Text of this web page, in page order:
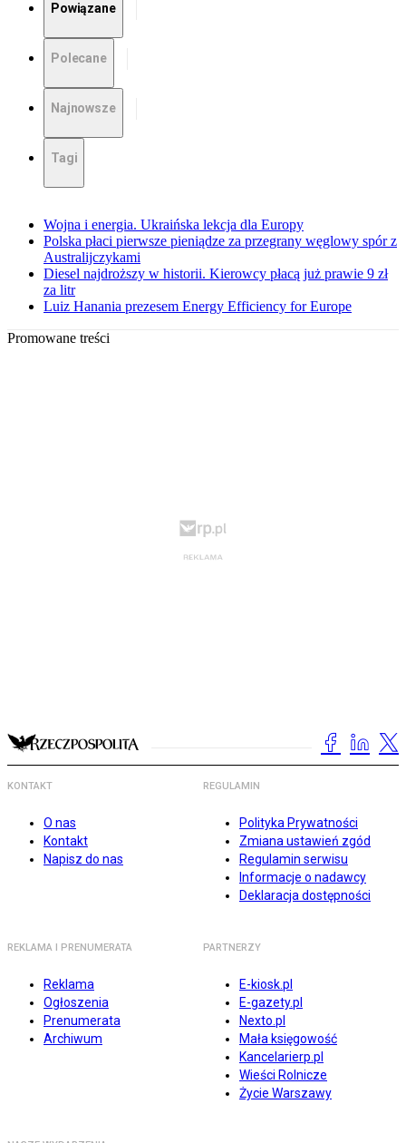
Powiązane
Polecane
Najnowsze
Tagi
Wojna i energia. Ukraińska lekcja dla Europy
Polska płaci pierwsze pieniądze za przegrany węglowy spór z
Australijczykami
Diesel najdroższy w historii. Kierowcy płacą już prawie 9 zł
za litr
Luiz Hanania prezesem Energy Efficiency for Europe
Promowane treści
KONTAKT
O nas
Kontakt
Napisz do nas
REGULAMIN
Polityka Prywatności
Zmiana ustawień zgód
Regulamin serwisu
Informacje o nadawcy
Deklaracja dostępności
REKLAMA I PRENUMERATA
Reklama
Ogłoszenia
Prenumerata
Archiwum
PARTNERZY
E-kiosk.pl
E-gazety.pl
Nexto.pl
Mała księgowość
Kancelarierp.pl
Wieści Rolnicze
Życie Warszawy